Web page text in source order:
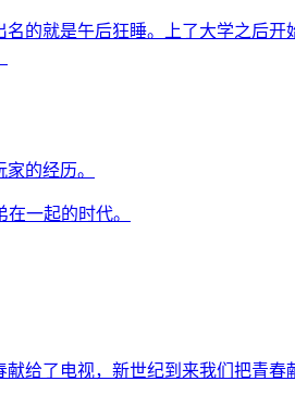
的就是午后狂睡。上了大学之后
的经历。
一起的时代。
给了电视，新世纪到来我们把青春